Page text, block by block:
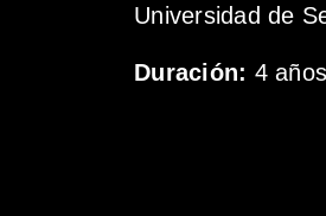
Universidad de
Duración: 4